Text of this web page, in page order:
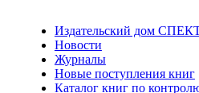
Издательский дом
Новости
Журналы
Новые поступления книг
Каталог книг по